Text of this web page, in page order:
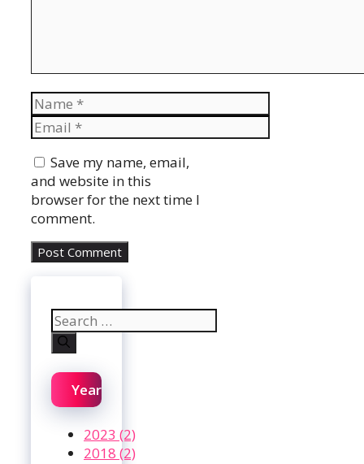
Name
Email
Save my name, email,
and website in this
browser for the next time I
comment.
Search
for:
Year
2023 (2)
2018 (2)